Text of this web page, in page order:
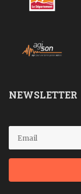
NEWSLETTER